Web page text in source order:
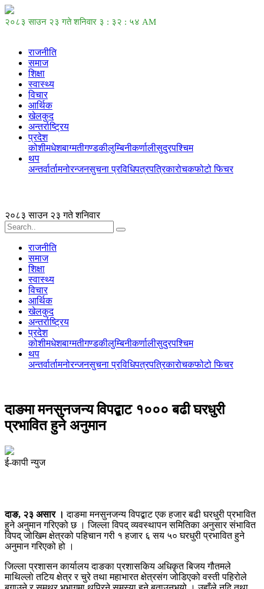
२०८३ साउन २३ गते शनिवार ३ : ३२ : ५४ AM
राजनीति
समाज
शिक्षा
स्वास्थ्य
विचार
आर्थिक
खेलकुद
अन्तर्राष्ट्रिय
प्रदेश
कोशीमधेशबाग्मतीगण्डकीलुम्बिनीकर्णालीसुदुरपश्चिम
थप
अन्तर्वार्तामनोरन्जनसुचना प्रविधिपत्रपत्रिकारोचकफोटो फिचर
२०८३ साउन २३ गते शनिवार
राजनीति
समाज
शिक्षा
स्वास्थ्य
विचार
आर्थिक
खेलकुद
अन्तर्राष्ट्रिय
प्रदेश
कोशीमधेशबाग्मतीगण्डकीलुम्बिनीकर्णालीसुदुरपश्चिम
थप
अन्तर्वार्तामनोरन्जनसुचना प्रविधिपत्रपत्रिकारोचकफोटो फिचर
दाङमा मनसुनजन्य विपद्बाट १००० बढी घरधुरी
प्रभावित हुने अनुमान
ई-कापी न्युज
दाङ, २३ असार । दाङमा मनसुनजन्य विपद्बाट एक हजार बढी घरधुरी प्रभावित
हुने अनुमान गरिएको छ । जिल्ला विपद् व्यवस्थापन समितिका अनुसार संभावित
विपद् जोखिम क्षेत्रको पहिचान गरी १ हजार ६ सय ५० घरधुरी प्रभावित हुने
अनुमान गरिएको हो ।
जिल्ला प्रशासन कार्यालय दाङका प्रशासकिय अधिकृत बिजय गौतमले
माथिल्लो तटिय क्षेत्र र चुरे तथा महाभारत क्षेत्रसंग जोडिएको वस्ती पहिरोले